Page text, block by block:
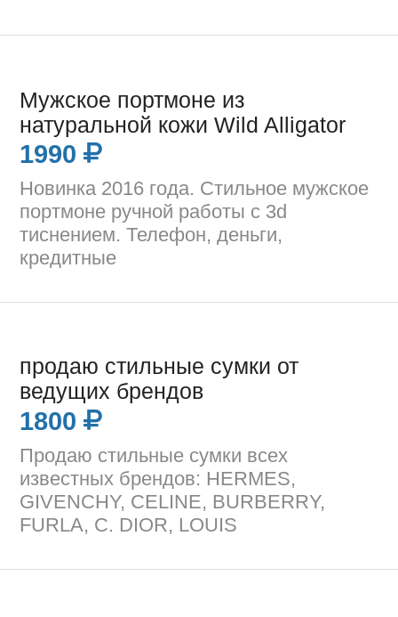
Мужское портмоне из
натуральной кожи Wild Alligator
1990
Новинка 2016 года. Стильное мужское
портмоне ручной работы с 3d
тиснением. Телефон, деньги,
кредитные
продаю стильные сумки от
ведущих брендов
1800
Продаю стильные сумки всех
известных брендов: HERMES,
GIVENCHY, CELINE, BURBERRY,
FURLA, C. DIOR, LOUIS